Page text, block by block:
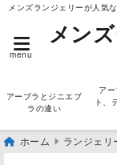
メンズランジェリーが人気
menu
メン
アーブラとジニエブ
ラの違い
ア
ト、
ホーム ランジェリ